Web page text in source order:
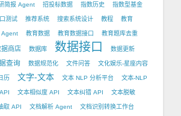
简报 Agent 招投标数据 指数历史 指数型基金
测试 推荐系统 搜索系统设计 教程 教育
Agent 教育数据 教育数据接口 教育题库去重
据商店 数据库 数据接口 数据更新
查询 数据规范化 文件问答 文化娱乐-星座内容
历 文字-文本 文本 NLP 分析平台 文本-NLP
文本相似度 API 文本纠错 API 文本脱敏
取 API 文档解析 Agent 文档识别转换工作台